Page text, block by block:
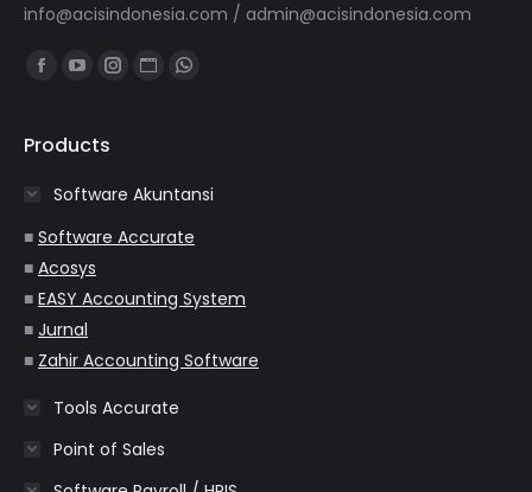
info@acisindonesia.com / admin@acisindonesia.com
Find us on:
Facebook
opens
new
window
YouTube
opens
new
window
Instagram
new
window
Website
new
window
Whatsapp
new
window
Products
Software Akuntansi
■ Software Accurate
■ Acosys
■ EASY Accounting System
■ Jurnal
■ Zahir Accounting Software
Tools Accurate
Point of Sales